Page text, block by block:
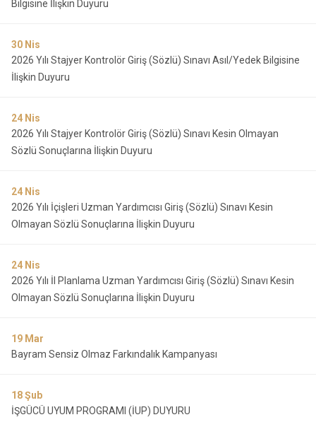
Bilgisine İlişkin Duyuru
30 Nis
2026 Yılı Stajyer Kontrolör Giriş (Sözlü) Sınavı Asıl/Yedek Bilgisine
İlişkin Duyuru
24 Nis
2026 Yılı Stajyer Kontrolör Giriş (Sözlü) Sınavı Kesin Olmayan
Sözlü Sonuçlarına İlişkin Duyuru
24 Nis
2026 Yılı İçişleri Uzman Yardımcısı Giriş (Sözlü) Sınavı Kesin
Olmayan Sözlü Sonuçlarına İlişkin Duyuru
24 Nis
2026 Yılı İl Planlama Uzman Yardımcısı Giriş (Sözlü) Sınavı Kesin
Olmayan Sözlü Sonuçlarına İlişkin Duyuru
19 Mar
Bayram Sensiz Olmaz Farkındalık Kampanyası
18Şub
İŞGÜCÜ UYUM PROGRAMI (İUP) DUYURU